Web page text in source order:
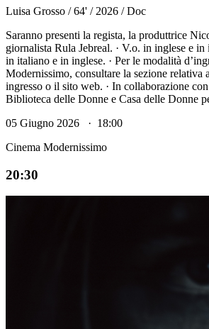
Luisa Grosso / 64' / 2026 / Doc
Saranno presenti la regista, la produttrice
giornalista Rula Jebreal. · V.o. in inglese e
in italiano e in inglese. · Per le modalità
Modernissimo, consultare la sezione relativa
ingresso o il sito web. · In collaborazione
Biblioteca delle Donne e Casa delle Donne
05 Giugno 2026 · 18:00
Cinema Modernissimo
20:30